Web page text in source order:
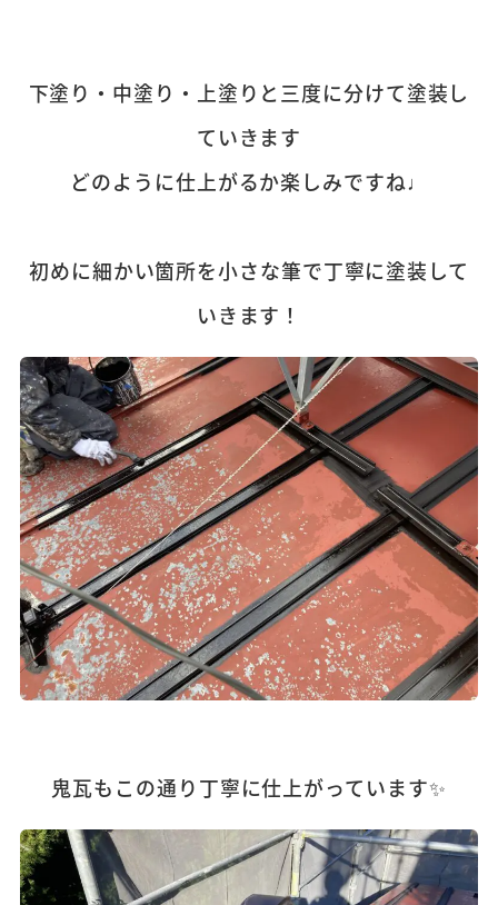
下塗り・中塗り・上塗りと三度に分けて塗装し
ていきます
どのように仕上がるか楽しみですね♩
初めに細かい箇所を小さな筆で丁寧に塗装して
いきます！
鬼瓦もこの通り丁寧に仕上がっています✨